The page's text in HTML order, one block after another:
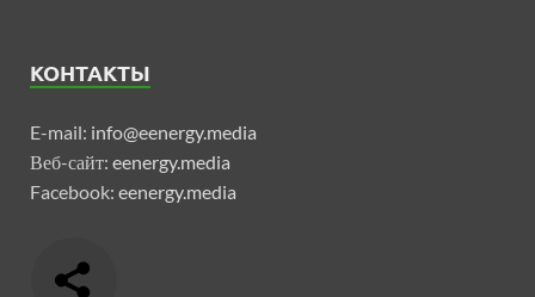
КОНТАКТЫ
E-mail: info@eenergy.media
Веб-сайт: eenergy.media
Facebook: eenergy.media